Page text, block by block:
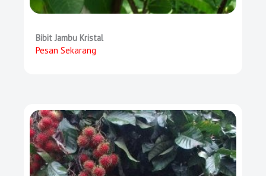
Bibit Jambu Kristal
Pesan Sekarang